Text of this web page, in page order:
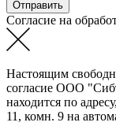
Согласие на
Настоящим
согласие ООО
находится по
11, комн. 9 на